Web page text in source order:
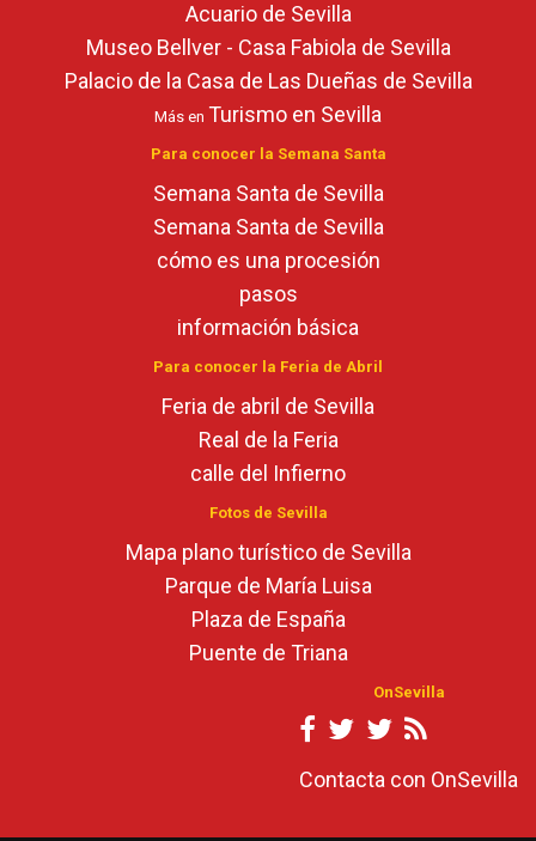
Acuario de Sevilla
Museo Bellver - Casa Fabiola de Sevilla
Palacio de la Casa de Las Dueñas de Sevilla
Más en Turismo en Sevilla
Para conocer la Semana Santa
Semana Santa de Sevilla
Semana Santa de Sevilla
cómo es una procesión
pasos
información básica
Para conocer la Feria de Abril
Feria de abril de Sevilla
Real de la Feria
calle del Infierno
Fotos de Sevilla
Mapa plano turístico de Sevilla
Parque de María Luisa
Plaza de España
Puente de Triana
OnSevilla
Contacta con OnSevilla